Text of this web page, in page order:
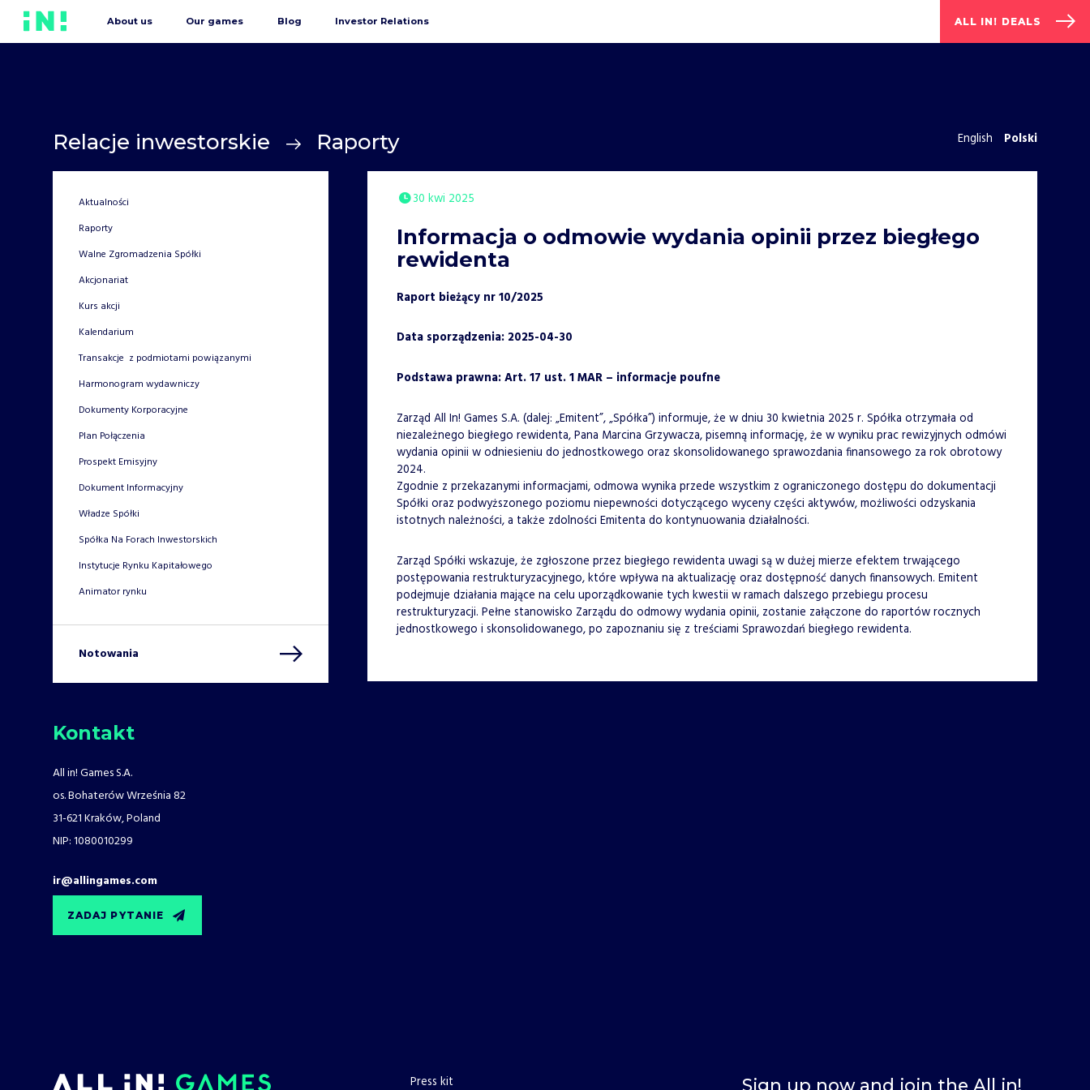
About us Our games Blog Investor Relations ALL IN! DEALS
Relacje inwestorskie Raporty English Polski
Aktualności
Raporty
Walne Zgromadzenia Spółki
Akcjonariat
Kurs akcji
Kalendarium
Transakcje z podmiotami powiązanymi
Harmonogram wydawniczy
Dokumenty Korporacyjne
Plan Połączenia
Prospekt Emisyjny
Dokument Informacyjny
Władze Spółki
Spółka Na Forach Inwestorskich
Instytucje Rynku Kapitałowego
Animator rynku
Notowania
Kontakt
All in! Games S.A.
os. Bohaterów Września 82
31-621 Kraków, Poland
NIP: 1080010299
ir@allingames.com
ZADAJ PYTANIE
30 kwi 2025
Informacja o odmowie wydania opinii przez biegłego
rewidenta
Raport bieżący nr 10/2025
Data sporządzenia: 2025-04-30
Podstawa prawna: Art. 17 ust. 1 MAR – informacje poufne
Zarząd All In! Games S.A. (dalej: „Emitent”, „Spółka”) informuje, że w dniu 30 kwietnia 2025 r. Spółka otrzymała od
niezależnego biegłego rewidenta, Pana Marcina Grzywacza, pisemną informację, że w wyniku prac rewizyjnych odmówi
wydania opinii w odniesieniu do jednostkowego oraz skonsolidowanego sprawozdania finansowego za rok obrotowy
2024.
Zgodnie z przekazanymi informacjami, odmowa wynika przede wszystkim z ograniczonego dostępu do dokumentacji
Spółki oraz podwyższonego poziomu niepewności dotyczącego wyceny części aktywów, możliwości odzyskania
istotnych należności, a także zdolności Emitenta do kontynuowania działalności.
Zarząd Spółki wskazuje, że zgłoszone przez biegłego rewidenta uwagi są w dużej mierze efektem trwającego
postępowania restrukturyzacyjnego, które wpływa na aktualizację oraz dostępność danych finansowych. Emitent
podejmuje działania mające na celu uporządkowanie tych kwestii w ramach dalszego przebiegu procesu
restrukturyzacji. Pełne stanowisko Zarządu do odmowy wydania opinii, zostanie załączone do raportów rocznych
jednostkowego i skonsolidowanego, po zapoznaniu się z treściami Sprawozdań biegłego rewidenta.
Sign up now and join the All in!
Press kit